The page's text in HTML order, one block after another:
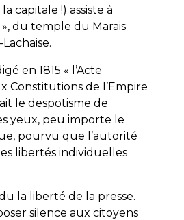
capitale !) assiste à
», du temple du Marais
en 1815 « l’Acte
Constitutions de l’Empire
le despotisme de
yeux, peu importe le
pourvu que l’autorité
libertés individuelles
la liberté de la presse.
silence aux citoyens